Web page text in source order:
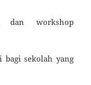
dan workshop
bagi sekolah yang